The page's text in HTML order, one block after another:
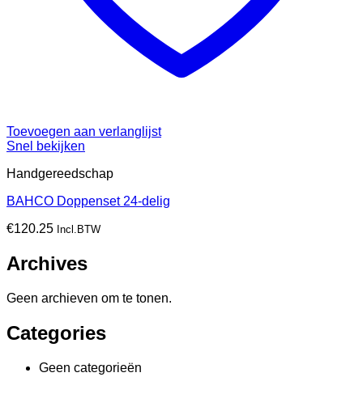
Toevoegen aan verlanglijst
Snel bekijken
Handgereedschap
BAHCO Doppenset 24-delig
€120.25 Incl.BTW
Archives
Geen archieven om te tonen.
Categories
Geen categorieën